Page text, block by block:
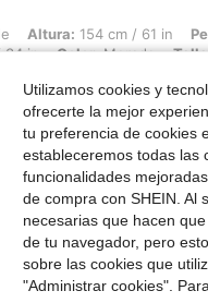
154 cm / 61 in, Peso: 42 kg /
Altura: 154 cm / 61 in
34 in Color:Morado
calidad
Ver Más Reseñas
Utilizamos cookies y
ofrecerte la mejor
tu preferencia de cookies
estableceremos todas las
funcionalidades
de compra con SHEIN. Al
necesarias que hacen
de tu navegador, pero
sobre las cookies que
"Administrar cookies".